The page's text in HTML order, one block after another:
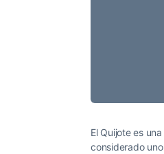
El Quijote es
considerado